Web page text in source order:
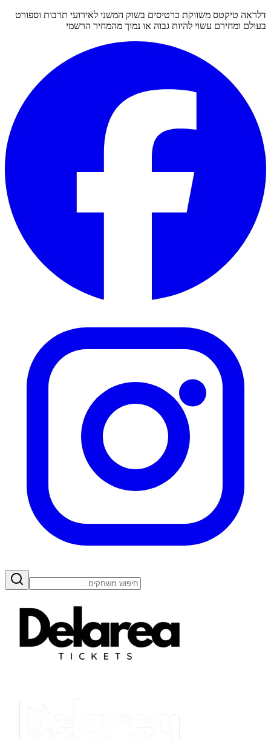
דלראה טיקטס משווקת כרטיסים בשוק המשני לאירועי תרבות וספורט
בעולם ומחירם עשוי להיות גבוה או נמוך מהמחיר הרשמי